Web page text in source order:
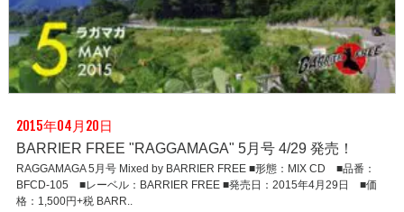
2015年04月20日
BARRIER FREE "RAGGAMAGA" 5月号 4/29 発売！
RAGGAMAGA 5月号 Mixed by BARRIER FREE ■形態：MIX CD ■品番：
BFCD-105 ■レーベル：BARRIER FREE ■発売日：2015年4月29日 ■価
格：1,500円+税 BARR..